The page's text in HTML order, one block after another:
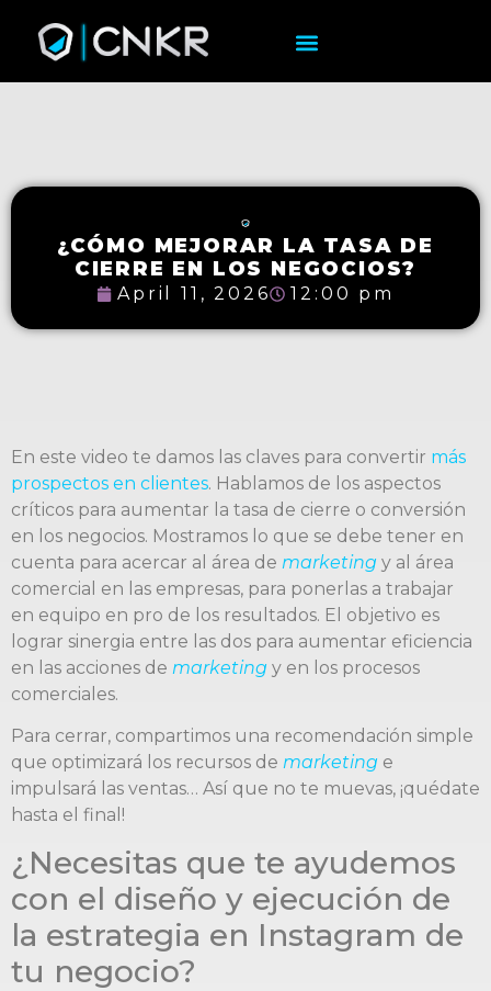
¿CÓMO MEJORAR LA TASA DE
CIERRE EN LOS NEGOCIOS?
April 11, 2026 12:00 pm
En este video te damos las claves para convertir más
prospectos en clientes. Hablamos de los aspectos
críticos para aumentar la tasa de cierre o conversión
en los negocios. Mostramos lo que se debe tener en
cuenta para acercar al área de marketing y al área
comercial en las empresas, para ponerlas a trabajar
en equipo en pro de los resultados. El objetivo es
lograr sinergia entre las dos para aumentar eficiencia
en las acciones de marketing y en los procesos
comerciales.
Para cerrar, compartimos una recomendación simple
que optimizará los recursos de marketing e
impulsará las ventas… Así que no te muevas, ¡quédate
hasta el final!
¿Necesitas que te ayudemos
con el diseño y ejecución de
la estrategia en Instagram de
tu negocio?